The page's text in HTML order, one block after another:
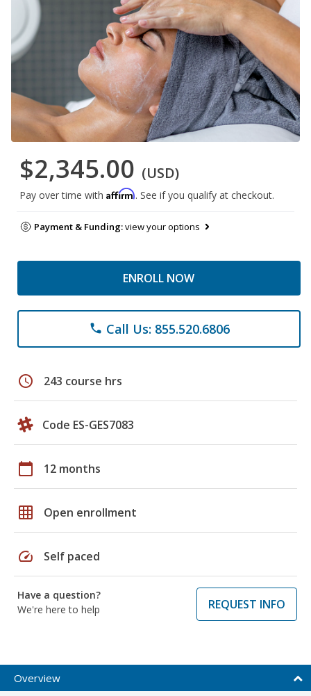
$2,345.00 (USD)
Pay over time with Affirm. See if you qualify at checkout.
Payment & Funding:view your options
ENROLL NOW
phone Call Us: 855.520.6806
schedule 243 course hrs
Code ES-GES7083
calendar_today 12 months
grid_on Open enrollment
speed Self paced
Have a question?
We're here to help
REQUEST INFO
Overview